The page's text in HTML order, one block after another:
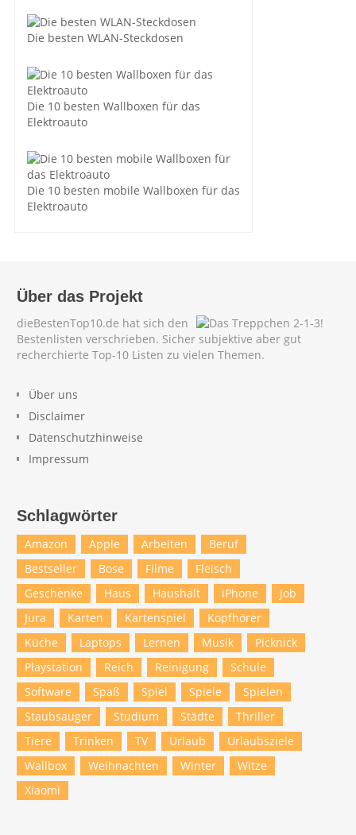
Die besten WLAN-Steckdosen
Die 10 besten Wallboxen für das
Elektroauto
Die 10 besten mobile Wallboxen für das
Elektroauto
Über das Projekt
dieBestenTop10.de hat sich den
Bestenlisten verschrieben. Sicher subjektive aber gut
recherchierte Top-10 Listen zu vielen Themen.
Über uns
Disclaimer
Datenschutzhinweise
Impressum
Schlagwörter
Amazon Apple Arbeiten
Beruf
Bestseller
Bose Filme
Fleisch
Geschenke
Haus Haushalt iPhone
Job
Jura
Karten Kartenspiel
Kopfhörer
Küche
Laptops Lernen Musik
Picknick
Playstation
Reich Reinigung
Schule
Software
Spaß Spiel Spiele
Spielen
Staubsauger
Studium Städte
Thriller
Tiere
Trinken TV Urlaub
Urlaubsziele
Wallbox
Weihnachten Winter
Witze
Xiaomi